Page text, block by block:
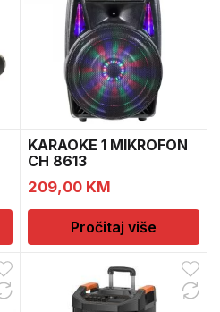
KARAOKE 1 MIKROFON
CH 8613
209,00 KM
Pročitaj više